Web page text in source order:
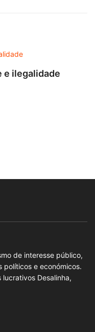
e ilegalidade
de interesse público,
políticos e económicos.
Desalinha,